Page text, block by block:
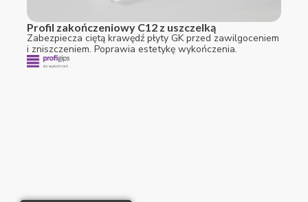
Profil zakończeniowy C12 z uszczelką
Zabezpiecza ciętą krawędź płyty GK przed zawilgoceniem
i zniszczeniem. Poprawia estetykę wykończenia.